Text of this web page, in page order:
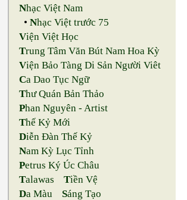
Nhạc Việt Nam
•Nhạc Việt trước 75
Viện Việt Học
Trung Tâm Văn Bút Nam Hoa Kỳ
Viện Bảo Tàng Di Sản Người Viêt
Ca Dao Tục Ngữ
Thư Quán Bản Thảo
Phan Nguyên - Artist
Thế Kỷ Mới
Diễn Đàn Thế Kỷ
Nam Kỳ Lục Tỉnh
Petrus Ký Úc Châu
Talawas Tiền Vệ
Da Màu Sáng Tạo